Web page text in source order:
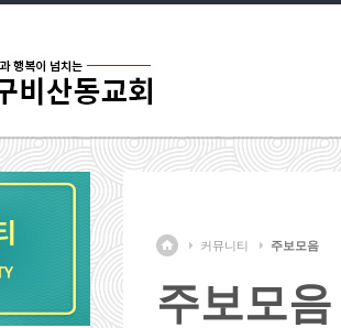
커뮤니티 주보모음
주보모음